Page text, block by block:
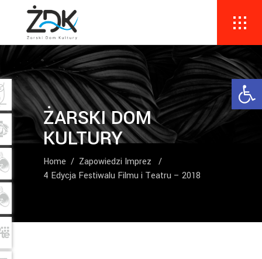
ŻARSKI DOM
KULTURY
Home / Zapowiedzi Imprez
/
4 Edycja Festiwalu Filmu i Teatru – 2018